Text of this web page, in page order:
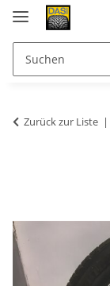
Zurück zur Liste